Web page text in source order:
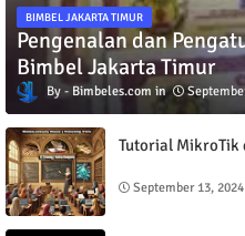
BIMBEL JAKARTA TIMUR
Pengenalan dan
Bimbel Jakarta Timur
Bimbeles.com
Tutorial MikroTik
September 13, 2024